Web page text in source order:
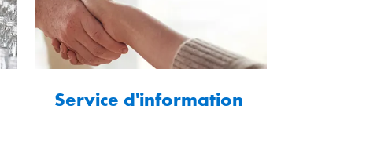
Service d'information